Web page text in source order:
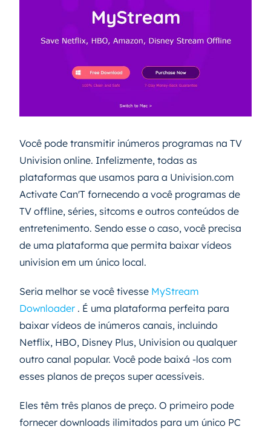
Você pode transmitir inúmeros programas na TV
Univision online. Infelizmente, todas as
plataformas que usamos para a Univision.com
Activate Can'T fornecendo a você programas de
TV offline, séries, sitcoms e outros conteúdos de
entretenimento. Sendo esse o caso, você precisa
de uma plataforma que permita baixar vídeos
univision em um único local.
Seria melhor se você tivesse MyStream
Downloader . É uma plataforma perfeita para
baixar vídeos de inúmeros canais, incluindo
Netflix, HBO, Disney Plus, Univision ou qualquer
outro canal popular. Você pode baixá -los com
esses planos de preços super acessíveis.
Eles têm três planos de preço. O primeiro pode
fornecer downloads ilimitados para um único PC